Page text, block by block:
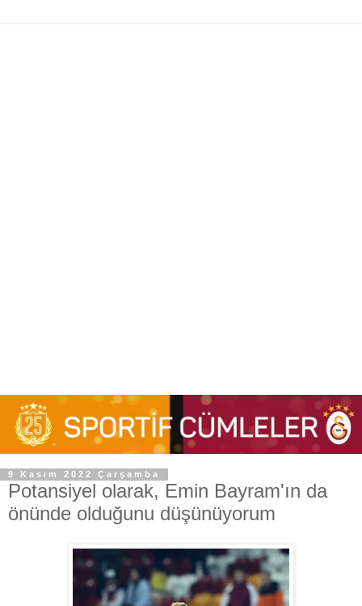
9 Kasım 2022 Çarşamba
Potansiyel olarak, Emin Bayram'ın da
önünde olduğunu düşünüyorum